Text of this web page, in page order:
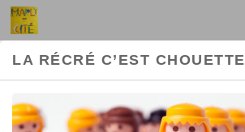
Au dessous du contenu
LA RÉCRÉ C’EST CHOUETTE